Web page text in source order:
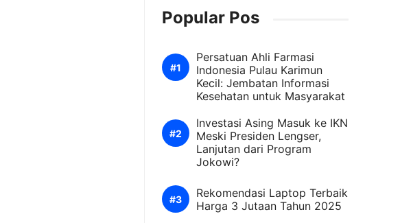
Popular Pos
Persatuan Ahli Farmasi
Indonesia Pulau Karimun
Kecil: Jembatan Informasi
Kesehatan untuk Masyarakat
Investasi Asing Masuk ke IKN
Meski Presiden Lengser,
Lanjutan dari Program
Jokowi?
Rekomendasi Laptop Terbaik
Harga 3 Jutaan Tahun 2025